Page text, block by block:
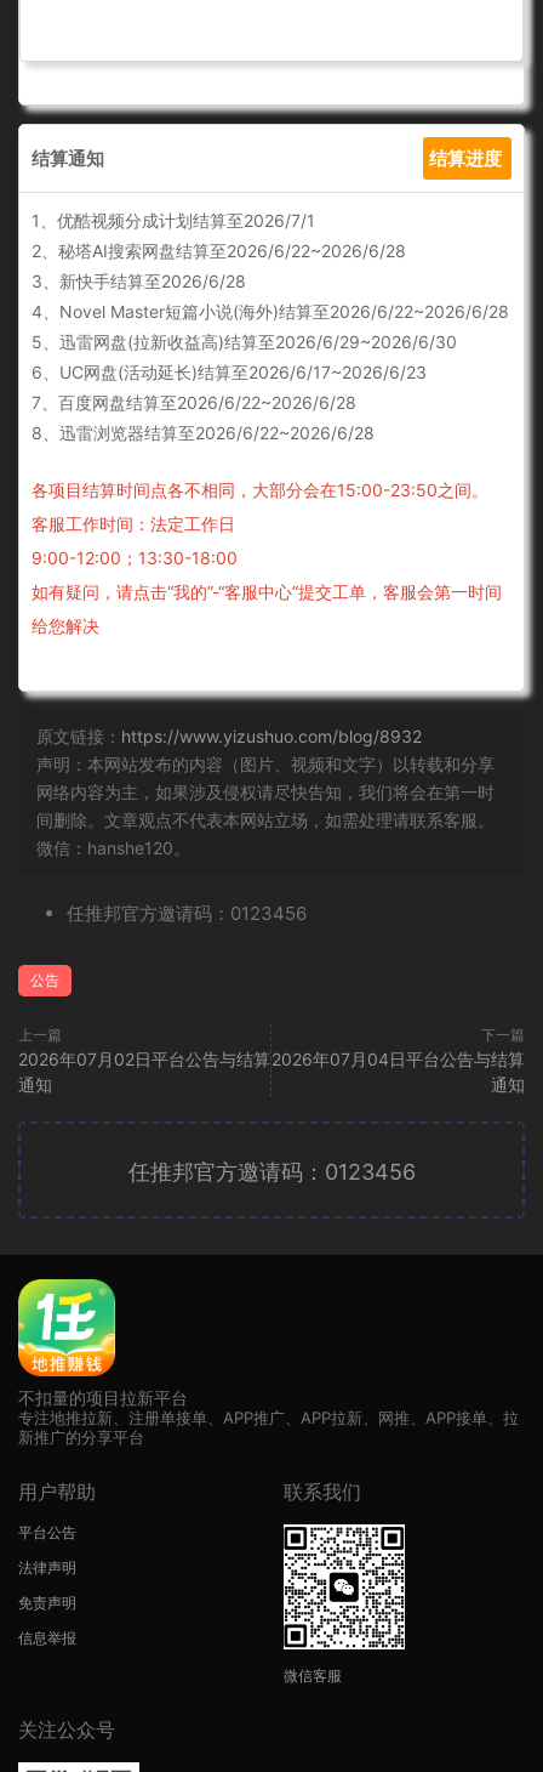
结算通知 结算进度
1、优酷视频分成计划结算至2026/7/1
2、秘塔AI搜索网盘结算至2026/6/22~2026/6/28
3、新快手结算至2026/6/28
4、Novel Master短篇小说(海外)结算至2026/6/22~2026/6/28
5、迅雷网盘(拉新收益高)结算至2026/6/29~2026/6/30
6、UC网盘(活动延长)结算至2026/6/17~2026/6/23
7、百度网盘结算至2026/6/22~2026/6/28
8、迅雷浏览器结算至2026/6/22~2026/6/28
各项目结算时间点各不相同，大部分会在15:00-23:50之间。
客服工作时间：法定工作日
9:00-12:00；13:30-18:00
如有疑问，请点击“我的”-“客服中心”提交工单，客服会第一时间
给您解决
原文链接： https://www.yizushuo.com/blog/8932
声明：本网站发布的内容（图片、视频和文字）以转载和分享
网络内容为主，如果涉及侵权请尽快告知，我们将会在第一时
间删除。文章观点不代表本网站立场，如需处理请联系客服。
微信：hanshe120。
任推邦官方邀请码：0123456
公告
上一篇
2026年07月02日平台公告与结算
通知
下一篇
2026年07月04日平台公告与结算
通知
任推邦官方邀请码：0123456
不扣量的项目拉新平台
专注地推拉新、注册单接单、APP推广、APP拉新、网推、APP接单、拉
新推广的分享平台
用户帮助
平台公告
法律声明
免责声明
信息举报
联系我们
微信客服
关注公众号